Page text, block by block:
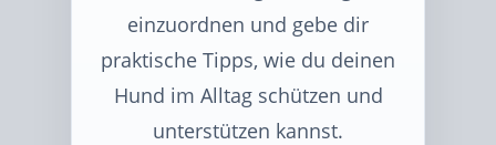
einzuordnen und gebe dir
praktische Tipps, wie du deinen
Hund im Alltag schützen und
unterstützen kannst.